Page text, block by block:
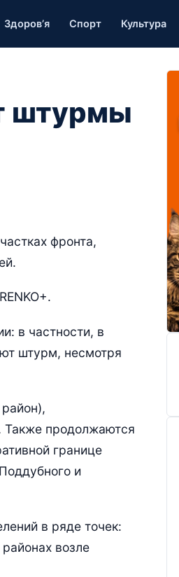
Здоров’я Спорт Культура
штурмы
фронта,
в частности, в
штурм, несмотря
Также продолжаются
границе
и
в ряде точек:
возле